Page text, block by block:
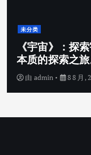
未分类
《宇宙》：探
本质的探索之旅
由 admin 8 8 月,